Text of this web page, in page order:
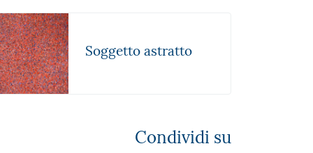
Soggetto astratto
Condividi su